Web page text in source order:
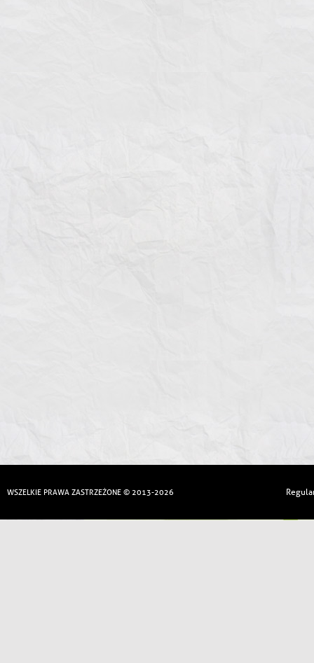
WSZELKIE PRAWA ZASTRZEŻONE © 2013-2026